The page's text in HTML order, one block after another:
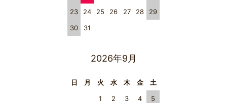
23
24 25 26 27 28
29
30
31
2026年9月
日 月 火 水 木 金
土
1
2 3 4
5